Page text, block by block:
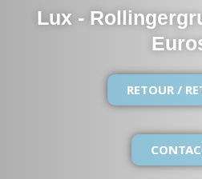
Lux -
RETOUR /